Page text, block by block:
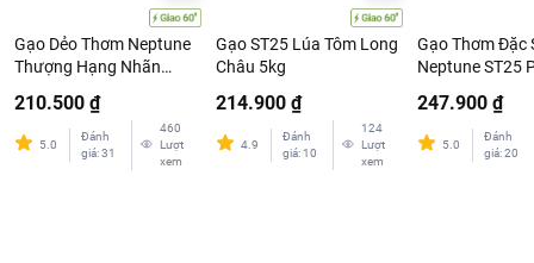
Gạo Dẻo Thơm Neptune
Thượng Hạng Nhãn
210.500 ₫
5.0
Đánh
giá:31
460
Lượt
xem
Gạo ST25 Lúa Tôm Long
Châu 5kg
214.900 ₫
4.9
Đánh
giá: 10
124
Lượt
xem
Gạo Thơm Đặc
Neptune ST25
247.900 ₫
5.0
Đánh
giá:20